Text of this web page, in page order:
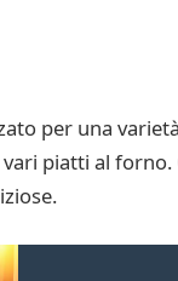
per una
piatti al